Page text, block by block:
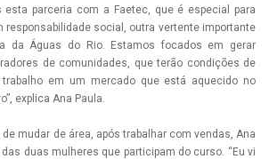
esta parceria com a Faetec, que é especial para
responsabilidade social, outra vertente importante
da Águas do Rio. Estamos focados em gerar
de comunidades, que terão condições de
em um mercado que está aquecido no
explica Ana Paula.
mudar de área, após trabalhar com vendas, Ana
duas mulheres que participam do curso. “Eu vi